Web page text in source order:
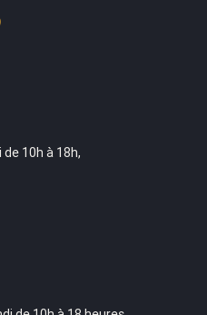
10h à 18h,